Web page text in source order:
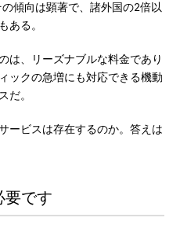
傾向は顕著で、諸外国の2倍以
ある。
は、リーズナブルな料金であり
ックの急増にも対応できる機動
だ。
ービスは存在するのか。答えは
要です